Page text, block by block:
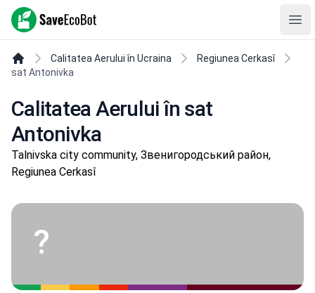
SaveEcoBot
Calitatea Aerului în Ucraina
Regiunea Cerkasî
sat Antonivka
Calitatea Aerului în sat
Antonivka
Talnivska city community, Звенигородський район,
Regiunea Cerkasî
?